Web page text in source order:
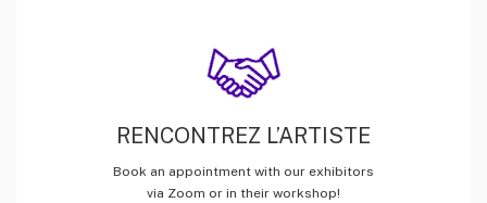
RENCONTREZ L’ARTISTE
Book an appointment with our exhibitors
via Zoom or in their workshop!